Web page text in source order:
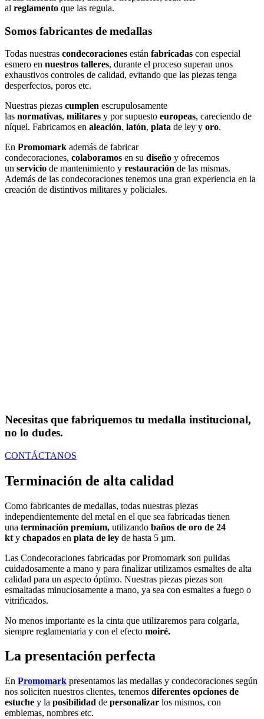
al reglamento que las regula.
Somos fabricantes de medallas
Todas nuestras condecoraciones están fabricadas con especial
esmero en nuestros talleres, durante el proceso superan unos
exhaustivos controles de calidad, evitando que las piezas tenga
desperfectos, poros etc.
Nuestras piezas cumplen escrupulosamente
las normativas, militares y por supuesto europeas, careciendo de
níquel. Fabricamos en aleación, latón, plata de ley y oro.
En Promomark además de fabricar
condecoraciones, colaboramos en su diseño y ofrecemos
un servicio de mantenimiento y restauración de las mismas.
Además de las condecoraciones tenemos una gran experiencia en la
creación de distintivos militares y policiales.
Necesitas que fabriquemos tu medalla institucional,
no lo dudes.
CONTÁCTANOS
Terminación de alta calidad
Como fabricantes de medallas, todas nuestras piezas
independientemente del metal en el que sea fabricadas tienen
una terminación premium, utilizando baños de oro de 24
kt y chapados en plata de ley de hasta 5 µm.
Las Condecoraciones fabricadas por Promomark son pulidas
cuidadosamente a mano y para finalizar utilizamos esmaltes de alta
calidad para un aspecto óptimo. Nuestras piezas piezas son
esmaltadas minuciosamente a mano, ya sea con esmaltes a fuego o
vitrificados.
No menos importante es la cinta que utilizaremos para colgarla,
siempre reglamentaria y con el efecto moiré.
La presentación perfecta
En Promomark presentamos las medallas y condecoraciones según
nos soliciten nuestros clientes, tenemos diferentes opciones de
estuche y la posibilidad de personalizar los mismos, con
emblemas, nombres etc.